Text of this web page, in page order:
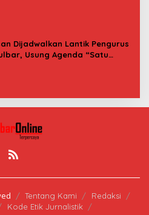
Dijadwalkan Lantik Pengurus
Usung Agenda “Satu
Tentang Kami
Redaksi
Kode Etik Jurnalistik